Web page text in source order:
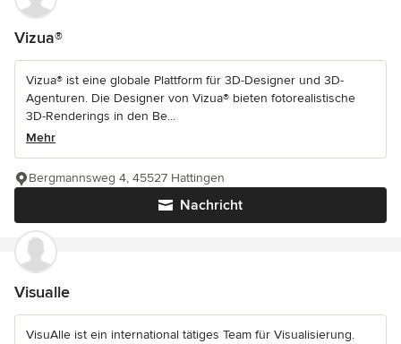
Vizua®
Vizua® ist eine globale Plattform für 3D-Designer und 3D-
Agenturen. Die Designer von Vizua® bieten fotorealistische
3D-Renderings in den Be...
Mehr
Nachricht
Bergmannsweg 4, 45527 Hattingen
Visualle
VisuAlle ist ein international tätiges Team für Visualisierung.